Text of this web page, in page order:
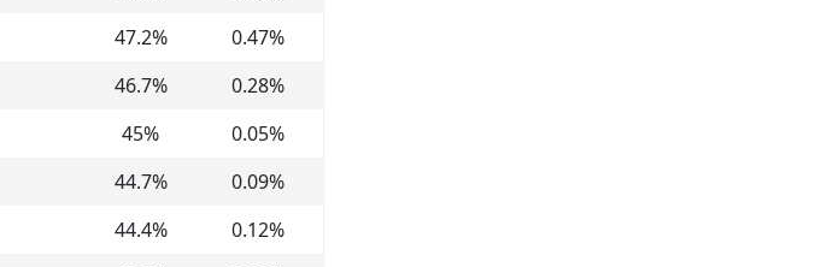
47.2% 0.47%
46.7% 0.28%
45% 0.05%
44.7% 0.09%
44.4% 0.12%